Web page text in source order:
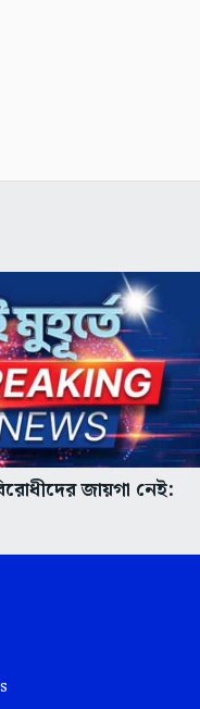
জায়গা নেই: